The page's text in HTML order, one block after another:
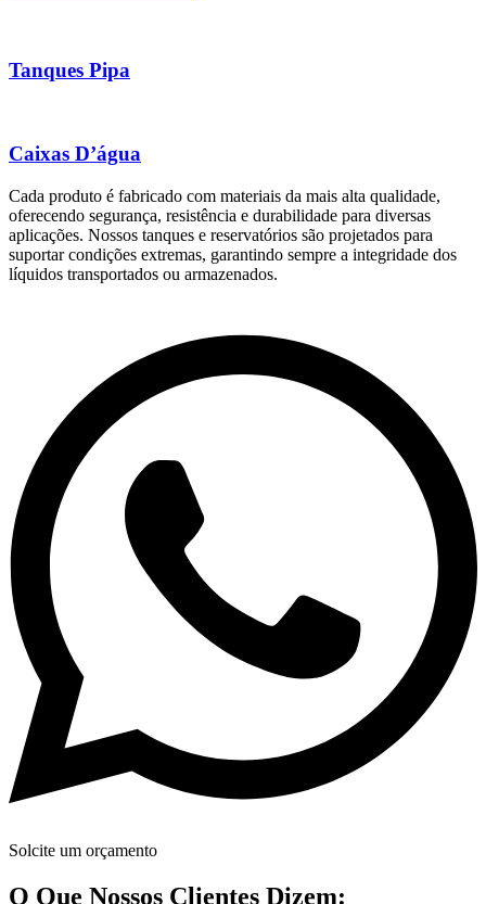
Tanques Pipa
Caixas D’água
Cada produto é fabricado com materiais da mais alta qualidade,
oferecendo segurança, resistência e durabilidade para diversas
aplicações. Nossos tanques e reservatórios são projetados para
suportar condições extremas, garantindo sempre a integridade dos
líquidos transportados ou armazenados.
Solcite um orçamento
O Que Nossos Clientes Dizem: